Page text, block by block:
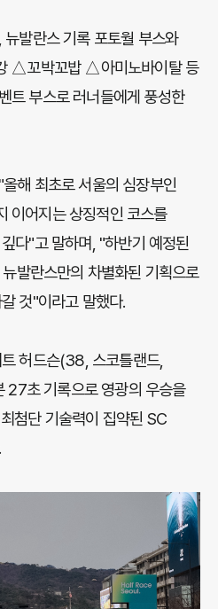
발란스 기록 포토월 부스와
△꼬박꼬밥 △아미노바이탈 등
트 부스로 러너들에게 풍성한
해 최초로 서울의 심장부인
이어지는 상징적인 코스를
다"고 말하며, "하반기 예정된
발란스만의 차별화된 기획으로
것"이라고 말했다.
허드슨(38, 스코틀랜드,
27초 기록으로 영광의 우승을
첨단 기술력이 집약된 SC